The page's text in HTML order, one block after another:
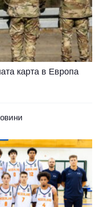
карта в Европа